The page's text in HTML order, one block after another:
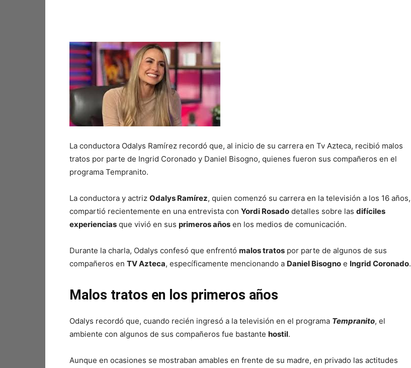
La conductora Odalys Ramírez recordó que, al inicio de su carrera en Tv Azteca, recibió malos
tratos por parte de Ingrid Coronado y Daniel Bisogno, quienes fueron sus compañeros en el
programa Tempranito.
La conductora y actriz Odalys Ramírez, quien comenzó su carrera en la televisión a los 16 años,
compartió recientemente en una entrevista con Yordi Rosado detalles sobre las difíciles
experiencias que vivió en sus primeros años en los medios de comunicación.
Durante la charla, Odalys confesó que enfrentó malos tratos por parte de algunos de sus
compañeros en TV Azteca, específicamente mencionando a Daniel Bisogno e Ingrid Coronado.
Malos tratos en los primeros años
Odalys recordó que, cuando recién ingresó a la televisión en el programa Tempranito, el
ambiente con algunos de sus compañeros fue bastante hostil.
Aunque en ocasiones se mostraban amables en frente de su madre, en privado las actitudes